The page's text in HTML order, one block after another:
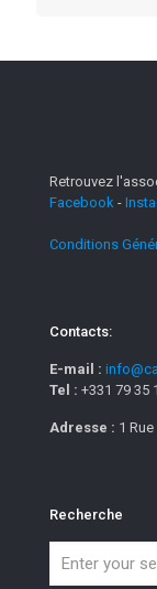
Retrouvez
Facebook -
Conditions
Contacts:
E-mail :
Tel : +331 79 35
Adresse : 1
Recherche